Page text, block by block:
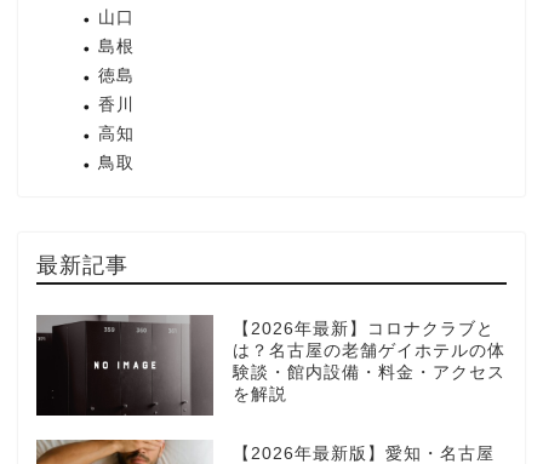
山口
島根
徳島
香川
高知
鳥取
最新記事
【2026年最新】コロナクラブと
は？名古屋の老舗ゲイホテルの体
験談・館内設備・料金・アクセス
を解説
【2026年最新版】愛知・名古屋